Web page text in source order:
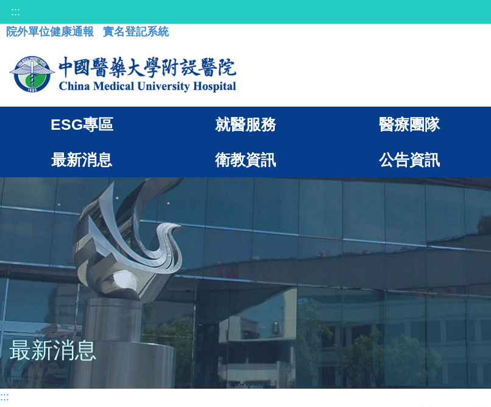
:::
院外單位健康通報
實名登記系統
ESG專區 就醫服務 醫療團隊
最新消息 衛教資訊 公告資訊
最新消息
:::